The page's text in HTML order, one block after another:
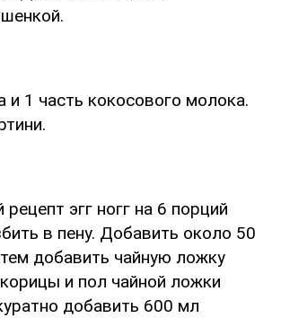
и 1 часть кокосового молока.
эгг ногг на 6 порций
в пену. Добавить около 50
добавить чайную ложку
и пол чайной ложки
добавить 600 мл